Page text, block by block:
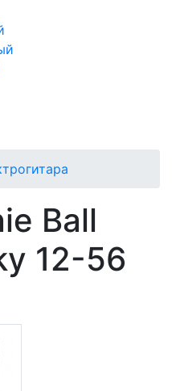
Ball
12-56